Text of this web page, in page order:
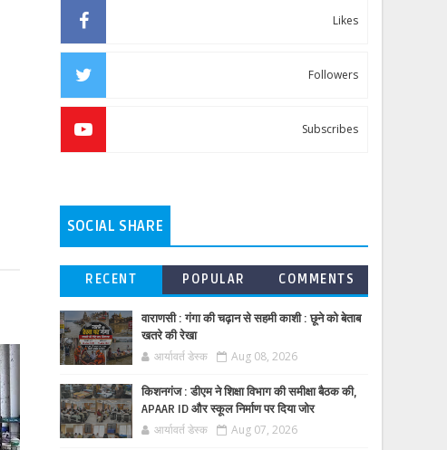
Likes
Followers
Subscribes
SOCIAL SHARE
RECENT POPULAR COMMENTS
वाराणसी : गंगा की चढ़ान से सहमी काशी : छूने को बेताब
खतरे की रेखा
आर्यावर्त डेस्क Aug 08, 2026
किशनगंज : डीएम ने शिक्षा विभाग की समीक्षा बैठक की,
APAAR ID और स्कूल निर्माण पर दिया जोर
आर्यावर्त डेस्क Aug 07, 2026